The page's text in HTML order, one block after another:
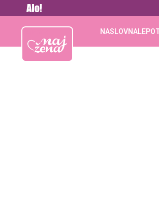
Najžena NASLOVNA